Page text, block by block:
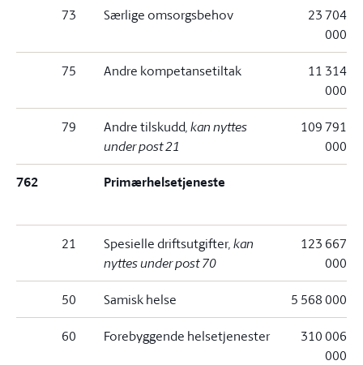
73 Særlige omsorgsbehov
23 704
000
75 Andre kompetansetiltak
11 314
000
79 Andre tilskudd, kan nyttes
under post 21
109 791
000
762 Primærhelsetjeneste
21 Spesielle driftsutgifter, kan
nyttes under post 70
123 667
000
50 Samisk helse 5 568 000
60 Forebyggende helsetjenester
310 006
000